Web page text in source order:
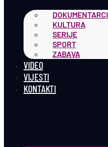
DOKUMENTARCI
KULTURA
SERIJE
SPORT
ZABAVA
VIDEO
VIJESTI
KONTAKTI